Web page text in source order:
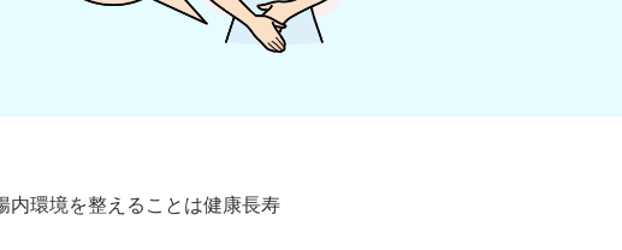
内環境を整えることは健康長寿